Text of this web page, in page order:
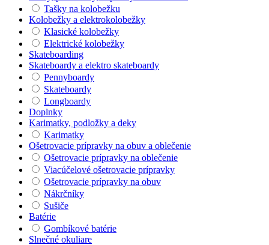
Tašky na kolobežku
Kolobežky a elektrokolobežky
Klasické kolobežky
Elektrické kolobežky
Skateboarding
Skateboardy a elektro skateboardy
Pennyboardy
Skateboardy
Longboardy
Doplnky
Karimatky, podložky a deky
Karimatky
Ošetrovacie prípravky na obuv a oblečenie
Ošetrovacie prípravky na oblečenie
Viacúčelové ošetrovacie prípravky
Ošetrovacie prípravky na obuv
Nákrčníky
Sušiče
Batérie
Gombíkové batérie
Slnečné okuliare